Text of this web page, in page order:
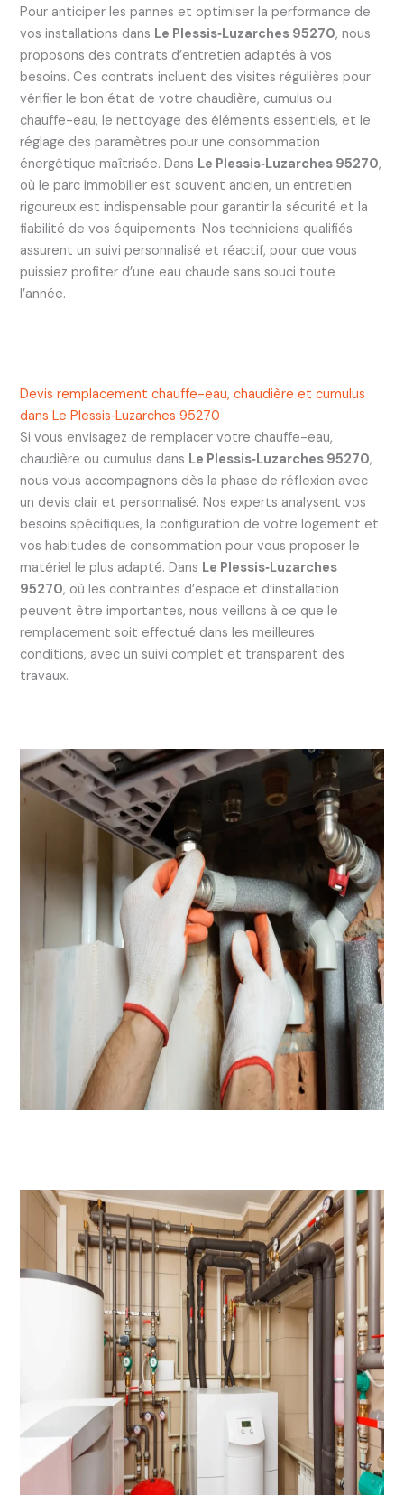
Pour anticiper les pannes et optimiser la performance de
vos installations dans Le Plessis‑Luzarches 95270, nous
proposons des contrats d’entretien adaptés à vos
besoins. Ces contrats incluent des visites régulières pour
vérifier le bon état de votre chaudière, cumulus ou
chauffe-eau, le nettoyage des éléments essentiels, et le
réglage des paramètres pour une consommation
énergétique maîtrisée. Dans Le Plessis‑Luzarches 95270,
où le parc immobilier est souvent ancien, un entretien
rigoureux est indispensable pour garantir la sécurité et la
fiabilité de vos équipements. Nos techniciens qualifiés
assurent un suivi personnalisé et réactif, pour que vous
puissiez profiter d’une eau chaude sans souci toute
l’année.
Devis remplacement chauffe-eau, chaudière et cumulus
dans Le Plessis‑Luzarches 95270
Si vous envisagez de remplacer votre chauffe-eau,
chaudière ou cumulus dans Le Plessis‑Luzarches 95270,
nous vous accompagnons dès la phase de réflexion avec
un devis clair et personnalisé. Nos experts analysent vos
besoins spécifiques, la configuration de votre logement et
vos habitudes de consommation pour vous proposer le
matériel le plus adapté. Dans Le Plessis‑Luzarches
95270, où les contraintes d’espace et d’installation
peuvent être importantes, nous veillons à ce que le
remplacement soit effectué dans les meilleures
conditions, avec un suivi complet et transparent des
travaux.